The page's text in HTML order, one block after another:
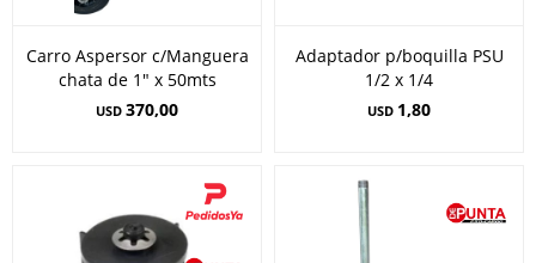
Carro Aspersor c/Manguera
chata de 1" x 50mts
USD 370,00
Adaptador p/boquilla PSU
1/2 x 1/4
USD 1,80